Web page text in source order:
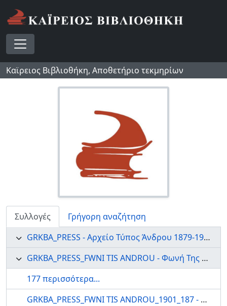
Skip to main content
Toggle navigation
Καϊρειος Βιβλιοθήκη, Αποθετήριο τεκμηρίων
Συλλογές
Γρήγορη αναζήτηση
GRKBA_PRESS - Αρχείο Τύπος Άνδρου 1879-1999
GRKBA_PRESS_FWNI TIS ANDROU - Φωνή Της Άνδρου
177 περισσότερα...
GRKBA_PRESS_FWNI TIS ANDROU_1901_187 - Η ΦΩΝΗ ΤΗΣ ΑΝΔΡΟΥ